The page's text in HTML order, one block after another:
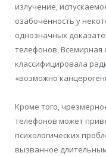
излучение,
озабоченность у
однозначных
телефонов, Всемирная
классифицировала
«возможно
Кроме того,
телефонов может
психологических
вызванное